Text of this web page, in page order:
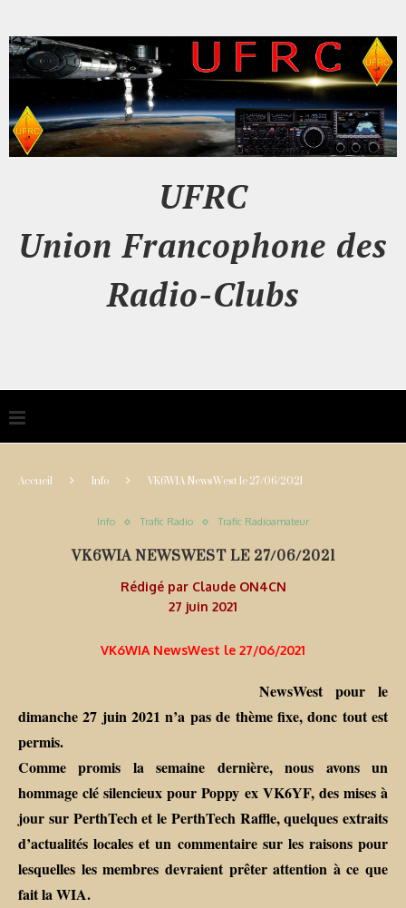
UFRC
Union Francophone des
Radio-Clubs
Accueil Info VK6WIA NewsWest le 27/06/2021
Info Trafic Radio Trafic Radioamateur
VK6WIA NEWSWEST LE 27/06/2021
Rédigé par Claude ON4CN
27 juin 2021
VK6WIA NewsWest le 27/06/2021
NewsWest pour le
dimanche 27 juin 2021 n’a pas de thème fixe, donc tout est
permis.
Comme promis la semaine dernière, nous avons un
hommage clé silencieux pour Poppy ex VK6YF, des mises à
jour sur PerthTech et le PerthTech Raffle, quelques extraits
d’actualités locales et un commentaire sur les raisons pour
lesquelles les membres devraient prêter attention à ce que
fait la WIA.